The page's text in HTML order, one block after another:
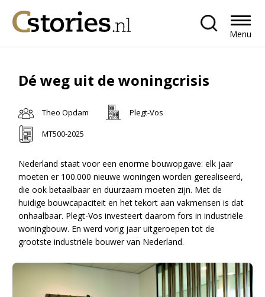
Menu
Dé weg uit de woningcrisis
Theo Opdam
Plegt-Vos
MT500-2025
Nederland staat voor een enorme bouwopgave: elk jaar
moeten er 100.000 nieuwe woningen worden gerealiseerd,
die ook betaalbaar en duurzaam moeten zijn. Met de
huidige bouwcapaciteit en het tekort aan vakmensen is dat
onhaalbaar. Plegt-Vos investeert daarom fors in industriële
woningbouw. En werd vorig jaar uitgeroepen tot de
grootste industriële bouwer van Nederland.